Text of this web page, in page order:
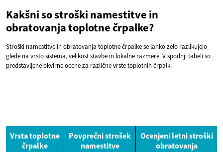
Kakšni so stroški namestitve in
obratovanja toplotne črpalke?
Stroški namestitve in obratovanja toplotne črpalke se lahko zelo razlikujejo
glede na vrsto sistema, velikost stavbe in lokalne razmere. V spodnji tabeli so
predstavljene okvirne ocene za različne vrste toplotnih črpalk:
Vrsta toplotne
črpalke
Povprečni strošek
namestitve
Ocenjeni letni stroški
obratovanja